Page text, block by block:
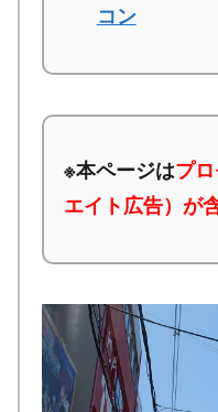
コン
※本ページはプ
エイト広告）が